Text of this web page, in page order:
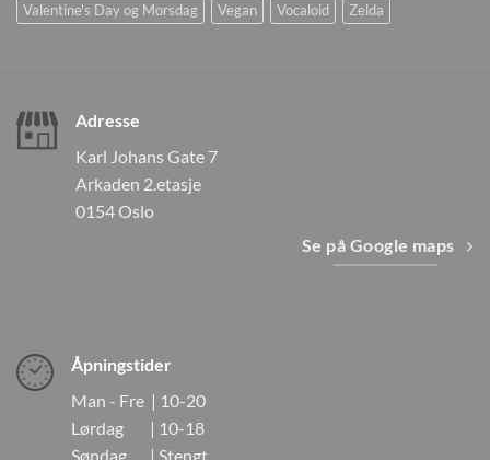
Valentine's Day og Morsdag
Vegan Vocaloid Zelda
Adresse
Karl Johans Gate 7
Arkaden 2.etasje
0154 Oslo
Se på Google maps
Åpningstider
Man - Fre | 10-20
Lørdag | 10-18
Søndag | Stengt